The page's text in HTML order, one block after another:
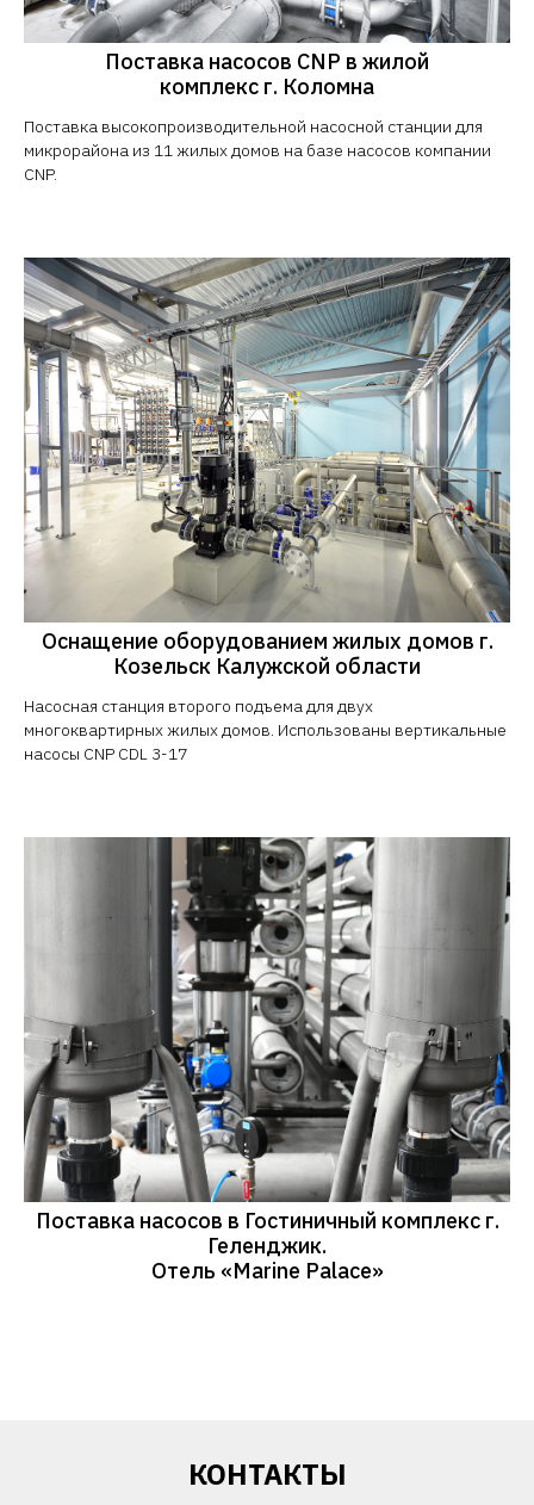
Поставка насосов CNP в жилой
комплекс г. Коломна
Поставка высокопроизводительной насосной станции для
микрорайона из 11 жилых домов на базе насосов компании
CNP.
Оснащение оборудованием жилых домов г.
Козельск Калужской области
Насосная станция второго подъема для двух
многоквартирных жилых домов. Использованы вертикальные
насосы CNP CDL 3-17
Поставка насосов в Гостиничный комплекс г.
Геленджик.
Отель «Marine Palace»
КОНТАКТЫ